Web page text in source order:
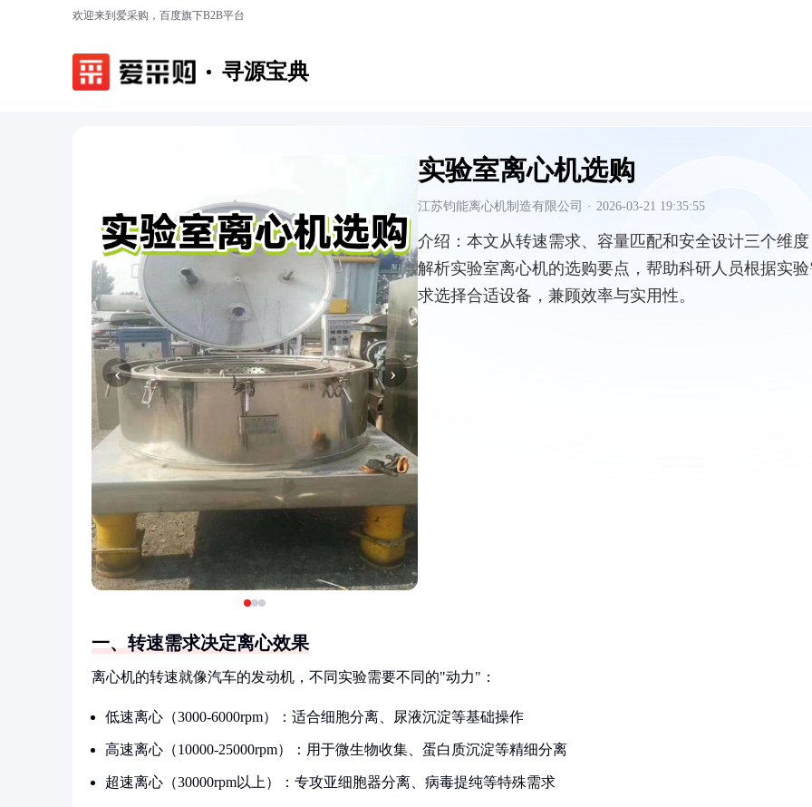
欢迎来到爱采购，百度旗下B2B平台
寻源宝典
‹ ›
实验室离心机选购
江苏钧能离心机制造有限公司 · 2026-03-21 19:35:55
介绍： 本文从转速需求、容量匹配和安全设计三个维
解析实验室离心机的选购要点，帮助科研人员根据实
求选择合适设备，兼顾效率与实用性。
一、转速需求决定离心效果
离心机的转速就像汽车的发动机，不同实验需要不同的"动力"：
低速离心（3000-6000rpm）：适合细胞分离、尿液沉淀等基础操作
高速离心（10000-25000rpm）：用于微生物收集、蛋白质沉淀等精细分离
超速离心（30000rpm以上）：专攻亚细胞器分离、病毒提纯等特殊需求